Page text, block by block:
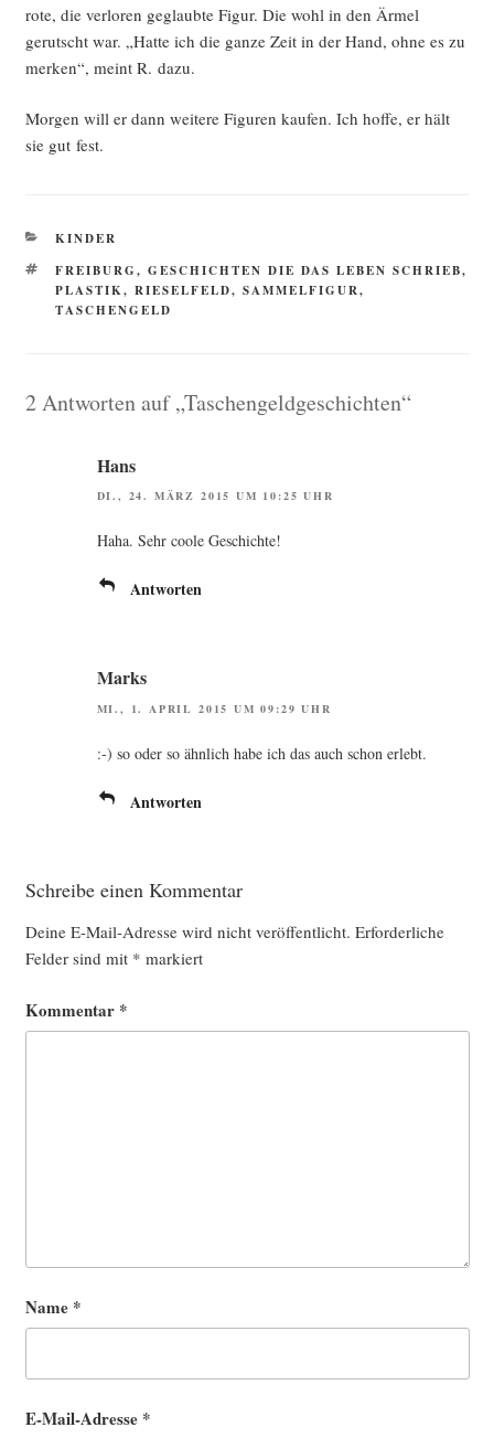
rote, die ver­lo­ren geglaub­te Figur. Die wohl in den Ärmel
gerutscht war. „Hat­te ich die gan­ze Zeit in der Hand, ohne es zu
mer­ken“, meint R. dazu.
Mor­gen will er dann wei­te­re Figu­ren kau­fen. Ich hof­fe, er hält
sie gut fest.
KATEGORIEN
KINDER
SCHLAGWÖRTER
FREIBURG, GESCHICHTEN DIE DAS LEBEN SCHRIEB,
PLASTIK, RIESELFELD, SAMMELFIGUR,
TASCHENGELD
2 Antworten auf „Taschengeldgeschichten“
Hans
DI., 24. MÄRZ 2015 UM 10:25 UHR
Haha. Sehr coo­le Geschichte!
Antworten
Marks
MI., 1. APRIL 2015 UM 09:29 UHR
:-) so oder so ähn­lich habe ich das auch schon erlebt.
Antworten
Schreibe einen Kommentar
Deine E-Mail-Adresse wird nicht veröffentlicht. Erforderliche
Felder sind mit * markiert
Kommentar *
Name *
E-Mail-Adresse *